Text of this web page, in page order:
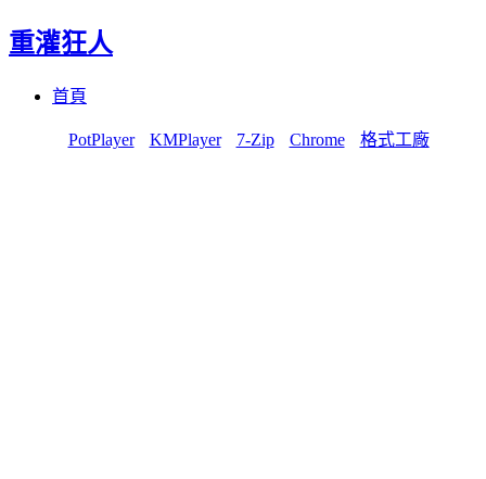
重灌狂人
首頁
PotPlayer KMPlayer 7-Zip Chrome 格式工廠